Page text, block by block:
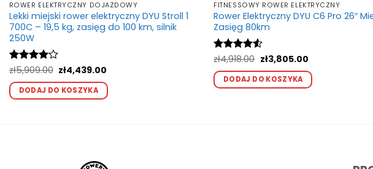
ROWER ELEKTRYCZNY DOJAZDOWY
Lekki miejski rower elektryczny DYU Stroll 1
700C – 19,5 kg, zasięg do 100 km, silnik
250W
Oceniono
zł5,909.00 Pierwotna
cena
wynosiła:
zł5,909.00.
zł4,439.00
wynosi:
zł4,439.00.
DODAJ DO KOSZYKA
FITNESSOWY ROWER ELEKTRYCZNY
Rower Elektryczny DYU C6 Pro 26″
Zasięg 80km
Oceniono
zł4,918.00 Pierwotna
cena
wynosiła:
zł4,918.00.
zł3,805.00Aktualna
wynosi:
zł3,805.00.
DODAJ DO KOSZYKA